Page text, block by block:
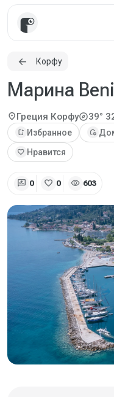
Корфу
Марина
location_onГреция Корфуexplore39°
bookmark_add Избранное add_home
favorite Нравится
rate_review 0 favorite 0 visibility 603